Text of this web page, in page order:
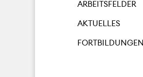
ARBEITSFELDER
AKTUELLES
FORTBILDUNGEN